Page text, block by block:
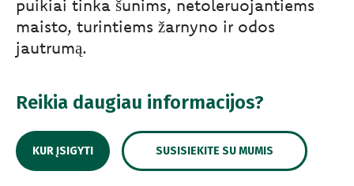
puikiai tinka šunims, netoleruojantiems
maisto, turintiems žarnyno ir odos
jautrumą.
Reikia daugiau informacijos?
KUR ĮSIGYTI SUSISIEKITE SU MUMIS